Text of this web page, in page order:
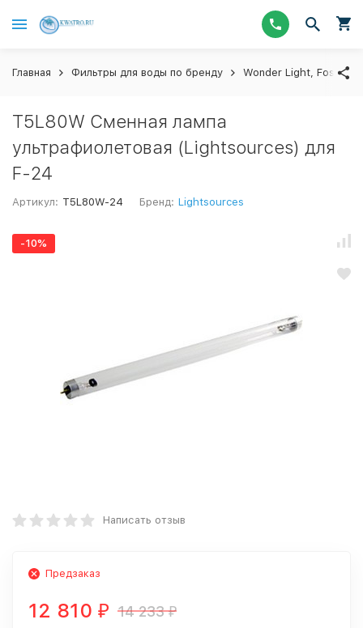
Главная Фильтры для воды по бренду Wonder Light, Foshan
T5L80W Сменная лампа
ультрафиолетовая (Lightsources) для
F-24
Артикул: T5L80W-24 Бренд: Lightsources
-10%
Написать отзыв
Предзаказ
12 810 ₽ 14 233₽